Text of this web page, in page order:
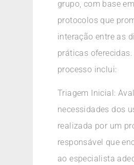
grupo, com base em
protocolos que
interação entre as
práticas oferecidas.
processo inclui:
Triagem Inicial:
necessidades dos
realizada por um
responsável que
ao especialista